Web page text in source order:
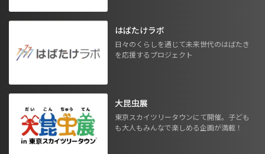
はばたけラボ
日々のくらしを通じて未来世代のはばたき
を応援するプロジェクト
大昆虫展
東京スカイツリータウンにて開催。子ども
も大人もみんなで楽しめる企画が満載！